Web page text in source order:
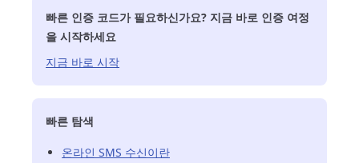
빠른 인증 코드가 필요하신가요? 지금 바로 인증 여정
을 시작하세요
지금 바로 시작
빠른 탐색
온라인 SMS 수신이란